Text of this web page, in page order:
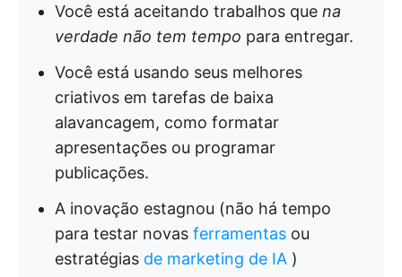
Você está aceitando trabalhos que na
verdade não tem tempo para entregar.
Você está usando seus melhores
criativos em tarefas de baixa
alavancagem, como formatar
apresentações ou programar
publicações.
A inovação estagnou (não há tempo
para testar novas ferramentas ou
estratégias de marketing de IA )